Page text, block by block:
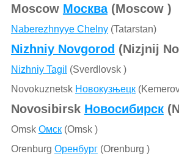
Moscow Москва(Moscow )
Naberezhnyye Chelny(Tatarstan)
Nizhniy Novgorod (Nizjnij
Nizhniy Tagil (Sverdlovsk )
Novokuznetsk Новокузњецк
Novosibirsk Новосибирск
Omsk Омск(Omsk )
Orenburg Оренбург(Orenburg )